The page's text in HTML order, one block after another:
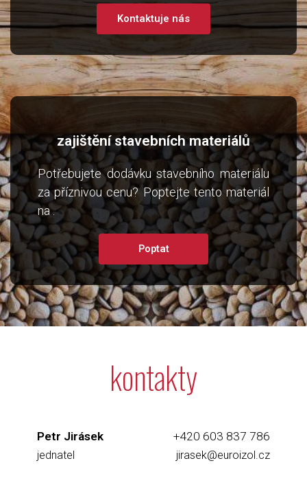
Kontaktuje nás
zajištění stavebních materiálů
Potřebujete dodávku stavebního materiálu
za příznivou cenu? Poptejte tento materiál
na .
Poptat
kontakty
Petr Jirásek +420 603 837 786
jednatel jirasek@euroizol.cz